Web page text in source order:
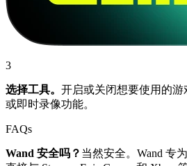
3
选择工具。 开启或关闭想要使用的
或即时录像功能。
FAQs
Wand 安全吗？ 当然安全。Wand 专